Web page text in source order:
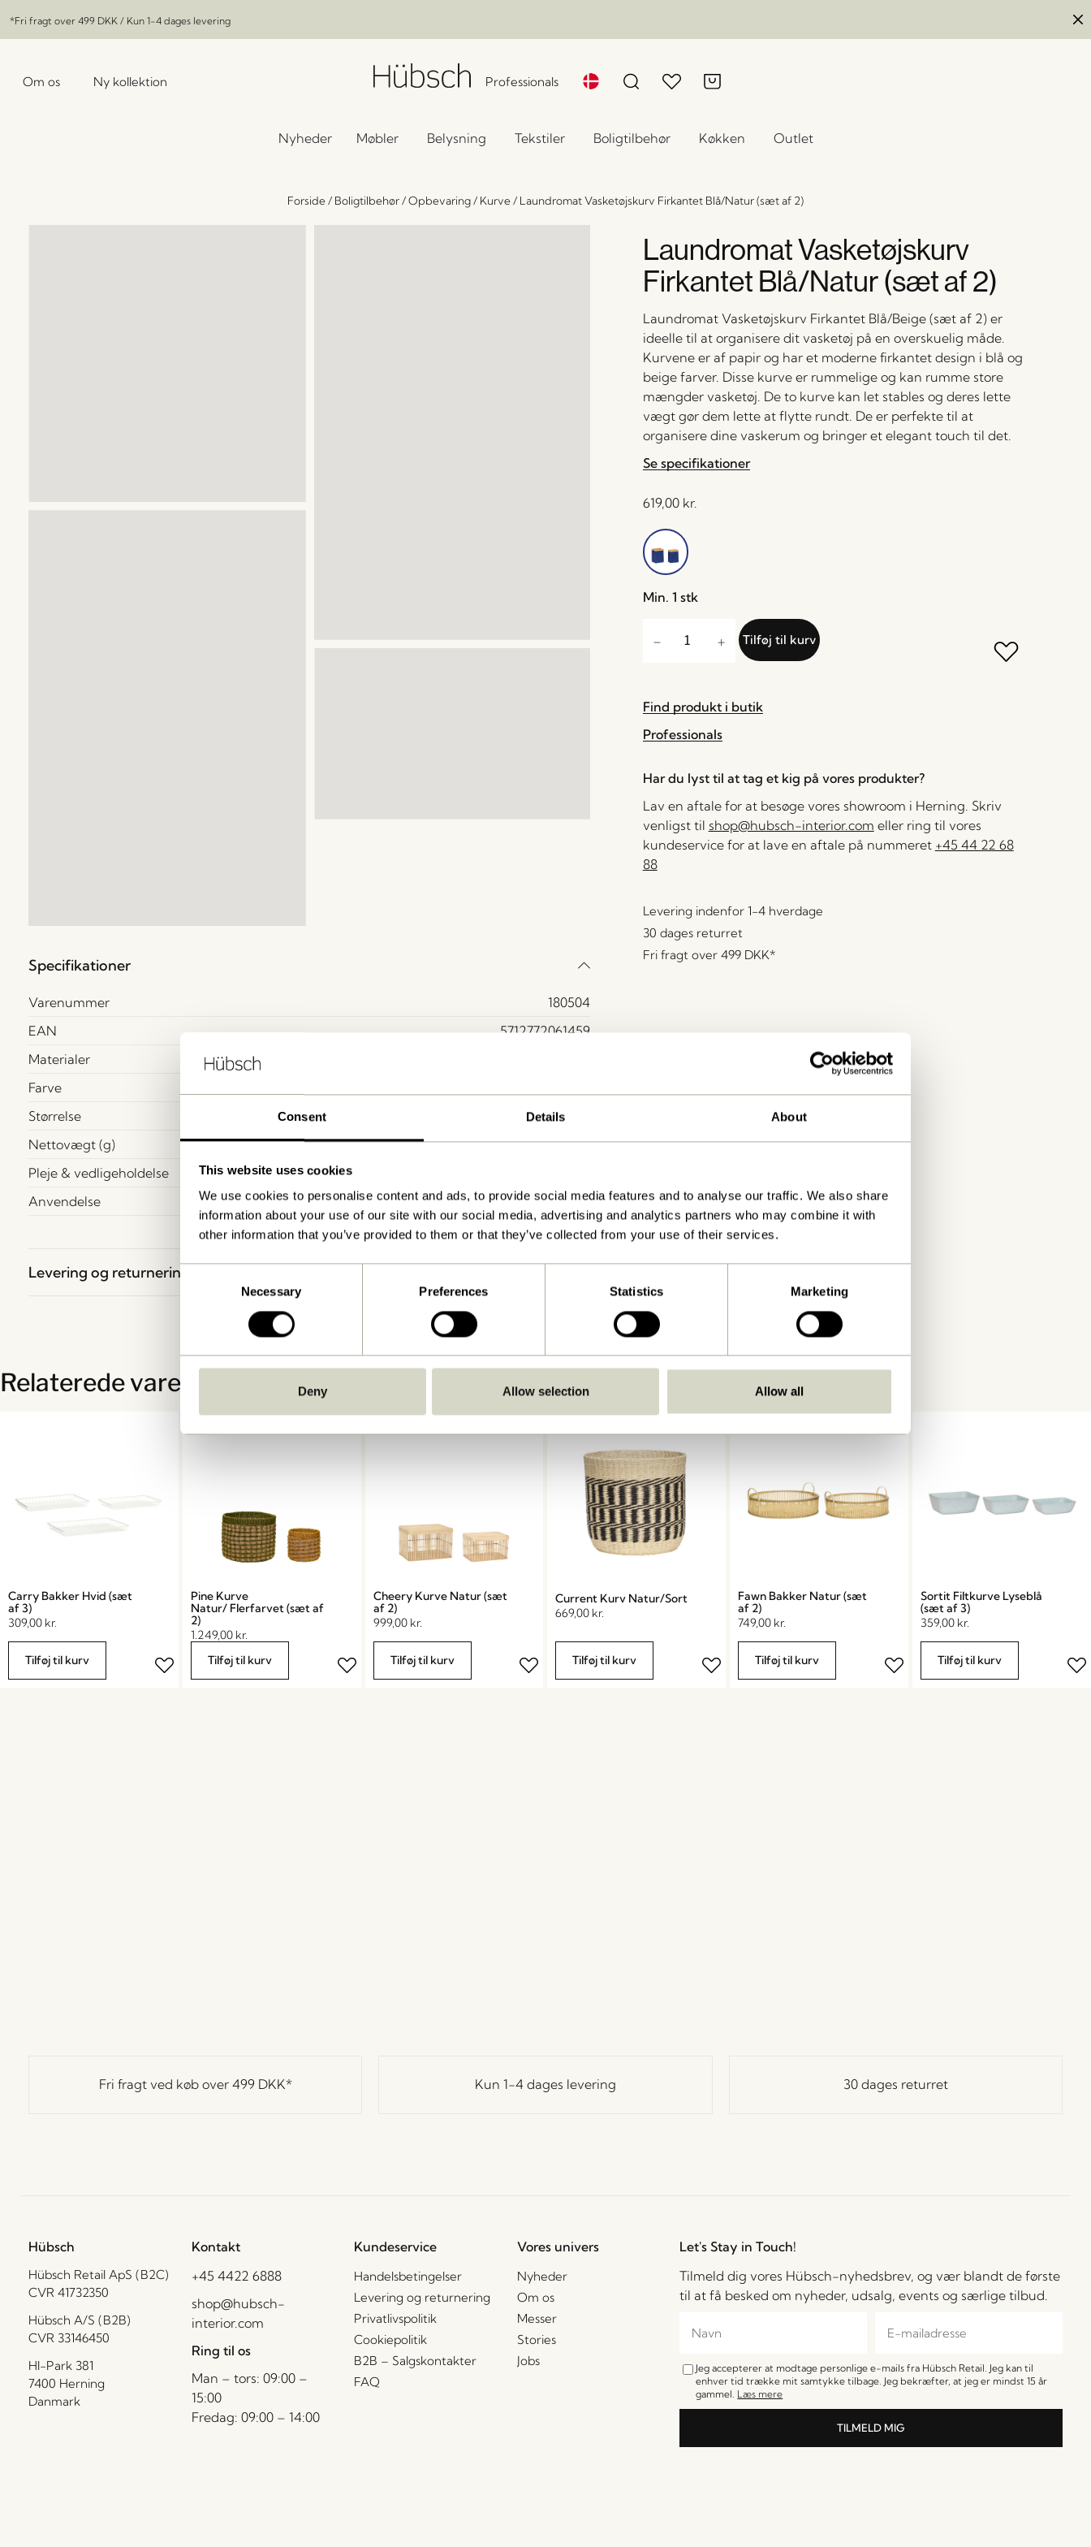
Consent Details About
This website uses cookies
We use cookies to personalise content and ads, to provide social media features and to analyse our traffic. We also share
information about your use of our site with our social media, advertising and analytics partners who may combine it with
other information that you’ve provided to them or that they’ve collected from your use of their services.
Consent
Necessary Preferences Statistics Marketing
Deny Allow selection Allow all
*Fri fragt over 499 DKK / Kun 1-4 dages levering
Om os Ny kollektion Professionals
Nyheder Møbler Belysning Tekstiler Boligtilbehør Køkken Outlet
Forside/ Boligtilbehør/Opbevaring/ Kurve/ Laundromat Vasketøjskurv Firkantet Blå/Natur (sæt af 2)
Specifikationer
Varenummer
180504
EAN
5712772061459
Materialer
Farve
Størrelse
38x25xh50, 39x34xh55cm
Nettovægt (g)
700
Pleje & vedligeholdelse
Anvendelse
Indendørs
Levering og returnering
Laundromat Vasketøjskurv
Firkantet Blå/Natur (sæt af 2)
Laundromat Vasketøjskurv Firkantet Blå/Beige (sæt af 2) er
ideelle til at organisere dit vasketøj på en overskuelig måde.
Kurvene er af papir og har et moderne firkantet design i blå og
beige farver. Disse kurve er rummelige og kan rumme store
mængder vasketøj. De to kurve kan let stables og deres lette
vægt gør dem lette at flytte rundt. De er perfekte til at
organisere dine vaskerum og bringer et elegant touch til det.
Se specifikationer
619,00 kr.
Min. 1 stk
Tilføj til kurv
Find produkt i butik
Professionals
Har du lyst til at tag et kig på vores produkter?
Lav en aftale for at besøge vores showroom i Herning. Skriv
venligst til shop@hubsch-interior.com eller ring til vores
kundeservice for at lave en aftale på nummeret +45 44 22 68
88
Levering indenfor 1-4 hverdage
30 dages returret
Fri fragt over 499 DKK*
Relaterede varer
Carry Bakker Hvid (sæt
af 3)
309,00 kr.
Tilføj til kurv
Pine Kurve
Natur/ Flerfarvet (sæt af
2)
1.249,00 kr.
Tilføj til kurv
Cheery Kurve Natur (sæt
af 2)
999,00 kr.
Tilføj til kurv
Current Kurv Natur/Sort
669,00 kr.
Tilføj til kurv
Fawn Bakker Natur (sæt
af 2)
749,00 kr.
Tilføj til kurv
Sortit Filtkurve Lyseblå
(sæt af 3)
359,00 kr.
Tilføj til kurv
Fri fragt ved køb over 499 DKK* Kun 1-4 dages levering 30 dages returret
Hübsch
Hübsch Retail ApS (B2C)
CVR 41732350
Hübsch A/S (B2B)
CVR 33146450
HI-Park 381
7400 Herning
Danmark
Kontakt
+45 4422 6888
shop@hubsch-
interior.com
Ring til os
Man – tors: 09:00 –
15:00
Fredag: 09:00 – 14:00
Kundeservice
Handelsbetingelser
Levering og returnering
Privatlivspolitik
Cookiepolitik
B2B – Salgskontakter
FAQ
Vores univers
Nyheder
Om os
Messer
Stories
Jobs
Let's Stay in Touch!
Tilmeld dig vores Hübsch-nyhedsbrev, og vær blandt de første
til at få besked om nyheder, udsalg, events og særlige tilbud.
Jeg accepterer at modtage personlige e-mails fra Hübsch Retail. Jeg kan til
enhver tid trække mit samtykke tilbage. Jeg bekræfter, at jeg er mindst 15 år
gammel. Læs mere
TILMELD MIG